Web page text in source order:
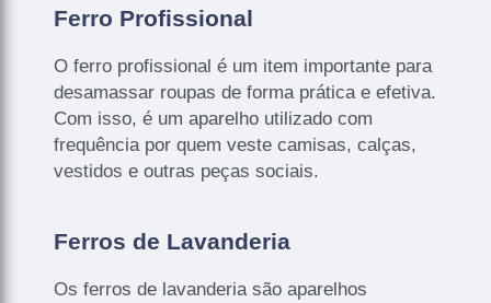
Ferro Profissional
O ferro profissional é um item importante para
desamassar roupas de forma prática e efetiva.
Com isso, é um aparelho utilizado com
frequência por quem veste camisas, calças,
vestidos e outras peças sociais.
Ferros de Lavanderia
Os ferros de lavanderia são aparelhos